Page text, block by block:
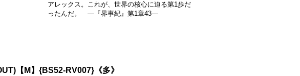
アレックス。これが、世界の核心に迫る第1歩だ
ったんだ。 ―『界事紀』第1章43―
【M】{BS52-RV007}《多》